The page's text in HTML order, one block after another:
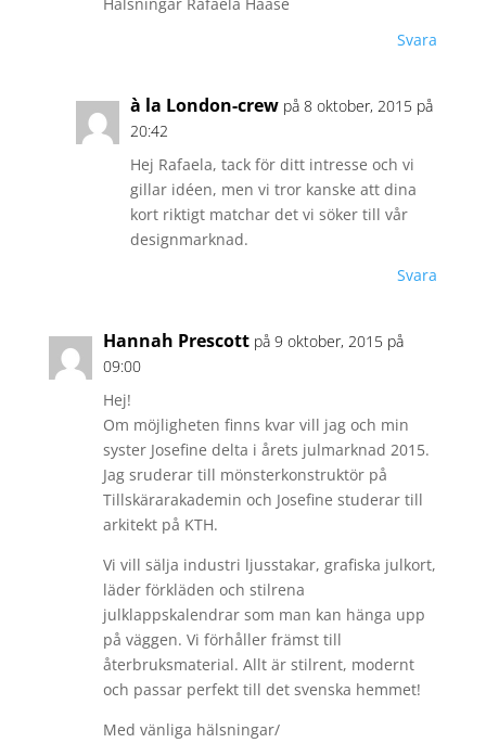
Svara
à la London-crew på 8 oktober, 2015 på
20:42
Hej Rafaela, tack för ditt intresse och vi
gillar idéen, men vi tror kanske att dina
kort riktigt matchar det vi söker till vår
designmarknad.
Svara
Hannah Prescott på 9 oktober, 2015 på
09:00
Hej!
Om möjligheten finns kvar vill jag och min
syster Josefine delta i årets julmarknad 2015.
Jag sruderar till mönsterkonstruktör på
Tillskärarakademin och Josefine studerar till
arkitekt på KTH.
Vi vill sälja industri ljusstakar, grafiska julkort,
läder förkläden och stilrena
julklappskalendrar som man kan hänga upp
på väggen. Vi förhåller främst till
återbruksmaterial. Allt är stilrent, modernt
och passar perfekt till det svenska hemmet!
Med vänliga hälsningar/